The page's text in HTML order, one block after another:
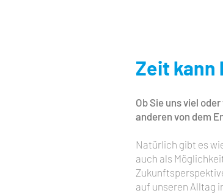
Zeit kann
Ob Sie uns viel
anderen von dem
Natürlich gibt es
auch als
auf unseren Alltag